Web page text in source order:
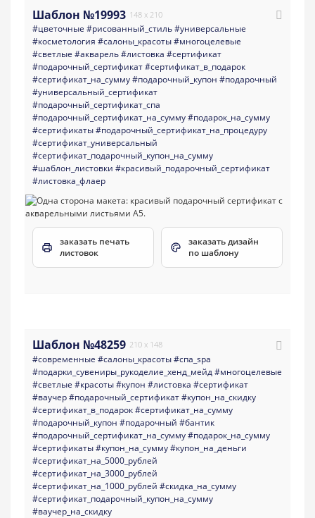
Шаблон №19993 148 x 210
#цветочные #рисованный_стиль#универсальные
#косметология #салоны_красоты#многоцелевые
#светлые #акварель#листовка #сертификат
#подарочный_сертификат#сертификат_в_подарок
#сертификат_на_сумму#подарочный_купон #подарочный
#универсальный_сертификат
#подарочный_сертификат_спа
#подарочный_сертификат_на_сумму#подарок_на_сумму
#сертификаты#подарочный_сертификат_на_процедуру
#сертификат_универсальный
#сертификат_подарочный_купон_на_сумму
#шаблон_листовки #красивый_подарочный_сертификат
#листовка_флаер
заказать печать
листовок
заказать дизайн
по шаблону
Шаблон №48259 210 x 148
#современные #салоны_красоты#спа_spa
#подарки_сувениры_рукоделие_хенд_мейд#многоцелевые
#светлые #красоты#купон #листовка #сертификат
#ваучер#подарочный_сертификат#купон_на_скидку
#сертификат_в_подарок#сертификат_на_сумму
#подарочный_купон #подарочный #бантик
#подарочный_сертификат_на_сумму#подарок_на_сумму
#сертификаты#купон_на_сумму#купон_на_деньги
#сертификат_на_5000_рублей
#сертификат_на_3000_рублей
#сертификат_на_1000_рублей #скидка_на_сумму
#сертификат_подарочный_купон_на_сумму
#ваучер_на_скидку